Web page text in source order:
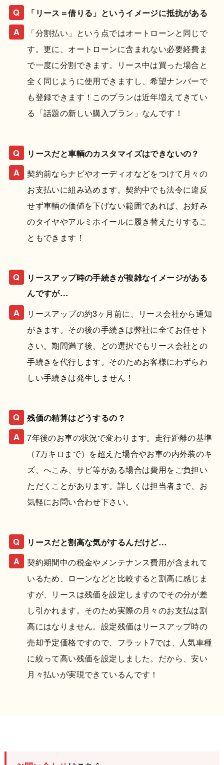
「リース＝借りる」というイメージに抵抗がある
「分割払い」という点ではオートローンと同じで
す。更に、オートローンに含まれない必要経費ま
で一度に分割できます。リース中は買った場合と
全く同じように使用できますし、希望ナンバーで
も登録できます！このプランは近年増えてきてい
る「話題の新しい購入プラン」なんです！
リースだと車輌のカスタマイズはできないの？
契約前ならナビやオーディオなどをつけて月々の
お支払いに組み込めます。契約中でも法令に違反
せず車輌の価値を下げない範囲であれば、お好み
のタイヤやアルミホイールに履き替えたりするこ
ともできます！
リースアップ時の手続きが複雑なイメージがある
んですが…
リースアップの約3ヶ月前に、リース会社から通知
がきます。その後の手続きは弊社に全てお任せ下
さい。期間満了後、どの選択でもリース会社との
手続きを代行します。そのためお客様にわずらわ
しい手続きは発生しません！
残価の精算はどうするの？
7年後のお車の状況で変わります。走行距離の基準
（7万キロまで）を超えた場合やお車の内外装のキ
ズ、へこみ、サビ等がある場合は費用をご負担い
ただくことがあります。詳しくは担当者まで、お
気軽にお問い合わせ下さい。
リースだと割高な気がするんだけど…
契約期間中の税金やメンテナンス費用が含まれて
いるため、ローンなどと比較すると割高に感じま
すが、リースは残価を設定しますのでその分が差
し引かれます。そのため実際の月々のお支払は割
高にはなりません。設定残価はリースアップ時の
売却予定価格ですので、フラット7では、人気車種
に絞って高い残価を設定しました。だから、安い
月々払いが実現できているんです！